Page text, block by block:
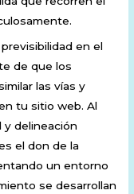
en el
de que los
las vías y
tu sitio web. Al
y delineación
el don de la
un entorno
se desarrollan